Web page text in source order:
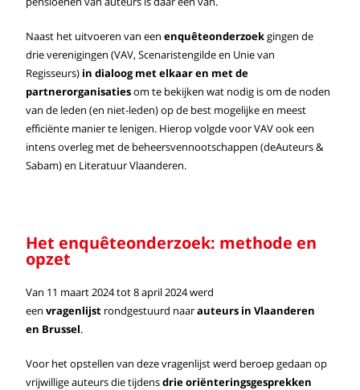
Naast het uitvoeren van eenenquêteonderzoekgingen de
drie verenigingen (VAV, Scenaristengilde en Unie van
Regisseurs) in dialoog met elkaar en met de
partnerorganisatiesom te bekijken wat nodig is om de noden
van de leden (en niet-leden) op de best mogelijke en meest
efficiënte manier te lenigen. Hierop volgde voor VAV ook een
intens overleg met de beheersvennootschappen (deAuteurs &
Sabam) en Literatuur Vlaanderen.
Het enquêteonderzoek: methode en
opzet
Van 11 maart 2024 tot 8 april 2024 werd
eenvragenlijst rondgestuurd naarauteurs in Vlaanderen
en Brussel.
Voor het opstellen van deze vragenlijst werd beroep gedaan op
vrijwillige auteurs die tijdensdrie oriënteringsgesprekken